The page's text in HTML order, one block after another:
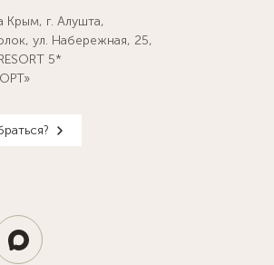
Крым, г. Алушта,
ул. Набережная, 25,
5*